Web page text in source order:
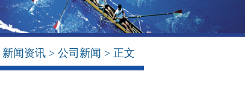
新闻资讯 > 公司新闻 > 正文